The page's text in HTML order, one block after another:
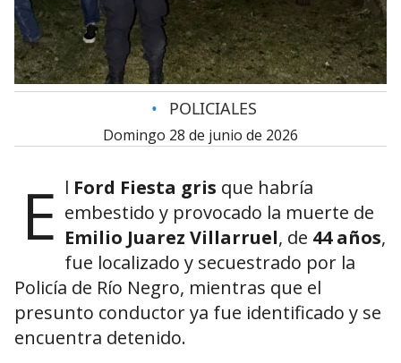
• POLICIALES
domingo 28 de junio de 2026
E l Ford Fiesta gris que habría
embestido y provocado la muerte de
Emilio Juarez Villarruel, de 44 años,
fue localizado y secuestrado por la
Policía de Río Negro, mientras que el
presunto conductor ya fue identificado y se
encuentra detenido.